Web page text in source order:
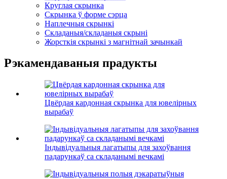
Круглая скрынка
Скрынка ў форме сэрца
Наплечныя скрынкі
Складаныя/складаныя скрыні
Жорсткія скрынкі з магнітнай зачынкай
Рэкамендаваныя прадукты
Цвёрдая кардонная скрынка для ювелірных
вырабаў
Індывідуальныя лагатыпы для захоўвання
падарункаў са складанымі вечкамі